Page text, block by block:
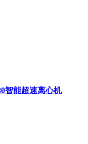
智能超速离心机